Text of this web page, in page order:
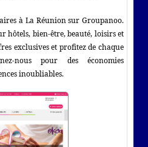
à La Réunion sur Groupanoo.
hôtels, bien-être, beauté, loisirs et
exclusives et profitez de chaque
nous pour des économies
inoubliables.